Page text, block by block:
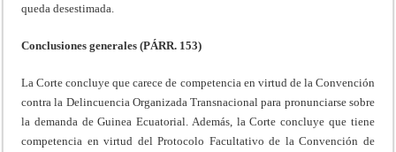
queda desestimada.
Conclusiones generales (PÁRR. 153)
La Corte concluye que carece de competencia en virtud de la Convención
contra la Delincuencia Organizada Transnacional para pronunciarse sobre
la demanda de Guinea Ecuatorial. Además, la Corte concluye que tiene
competencia en virtud del Protocolo Facultativo de la Convención de